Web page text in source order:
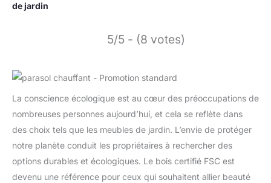
de jardin
5/5 - (8 votes)
La conscience écologique est au cœur des préoccupations de
nombreuses personnes aujourd’hui, et cela se reflète dans
des choix tels que les meubles de jardin. L’envie de protéger
notre planète conduit les propriétaires à rechercher des
options durables et écologiques. Le bois certifié FSC est
devenu une référence pour ceux qui souhaitent allier beauté